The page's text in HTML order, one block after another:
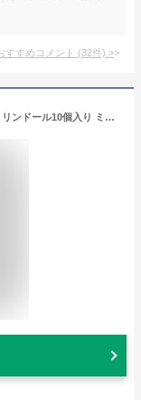
すすめコメント (32件) >
チョコレート リンツ チョコレート（Lindt）リンドール10個入り ミルク